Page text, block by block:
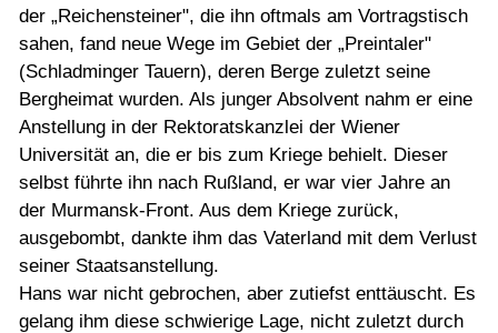
der „Reichensteiner", die ihn oftmals am Vortragstisch
sahen, fand neue Wege im Gebiet der „Preintaler"
(Schladminger Tauern), deren Berge zuletzt seine
Bergheimat wurden. Als junger Absolvent nahm er eine
Anstellung in der Rektoratskanzlei der Wiener
Universität an, die er bis zum Kriege behielt. Dieser
selbst führte ihn nach Rußland, er war vier Jahre an
der Murmansk-Front. Aus dem Kriege zurück,
ausgebombt, dankte ihm das Vaterland mit dem Verlust
seiner Staatsanstellung.
Hans war nicht gebrochen, aber zutiefst enttäuscht. Es
gelang ihm diese schwierige Lage, nicht zuletzt durch